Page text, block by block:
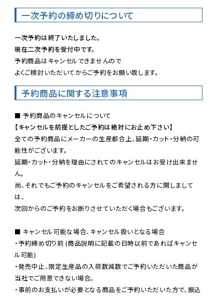
一次予約の締め切りについて
一次予約は終了いたしました。
現在二次予約を受付中です。
予約商品はキャンセルできませんので
よくご検討いただいてからご予約をお願い致します。
予約商品に関する注意事項
【キャンセルを前提としたご予約は絶対にお止め下さい】
全ての予約商品にメーカーの生産都合上、延期・カット・分納の可
能性がございます。
延期・カット・分納を理由にされてのキャンセルはお受け出来ませ
ん。
尚、それでもご予約のキャンセルをご希望される方に関しまして
は、
次回からのご予約をお断りさせていただく場合もございます。
■ キャンセル可能な場合、キャンセル扱いとなる場合
・予約締め切り前 (商品説明に記載の日時以前であればキャンセ
ル可能)
・発売中止、限定生産品の入荷数減数でご予約いただいた商品が
当社でご用意できない場合。
・事前のお支払いが必要となる商品をご予約いただいた方で、振込